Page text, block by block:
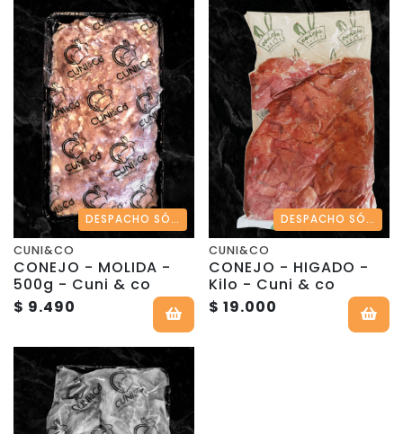
DESPACHO SÓLO EN REGIÓN METROPOLITANA
CUNI&CO
CONEJO - MOLIDA -
500g - Cuni & co
$ 9.490
DESPACHO SÓLO EN REGIÓN METROPOLITANA
CUNI&CO
CONEJO - HIGADO -
Kilo - Cuni & co
$ 19.000